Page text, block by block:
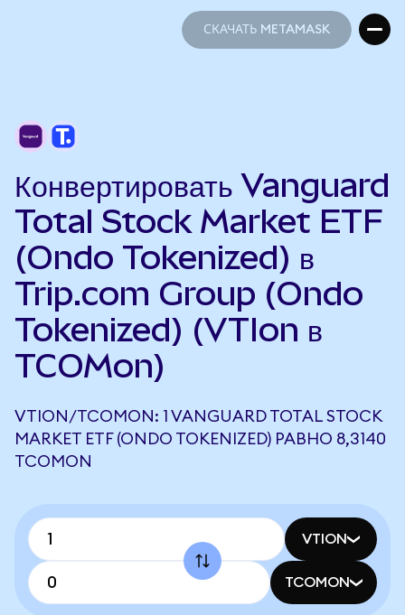
СКАЧАТЬ METAMASK
Конвертировать Vanguard
Total Stock Market ETF
(Ondo Tokenized) в
Trip.com Group (Ondo
Tokenized) (VTIon в
TCOMon)
VTION/TCOMON: 1 VANGUARD TOTAL STOCK
MARKET ETF (ONDO TOKENIZED) РАВНО 8,3140
TCOMON
VTION
TCOMON